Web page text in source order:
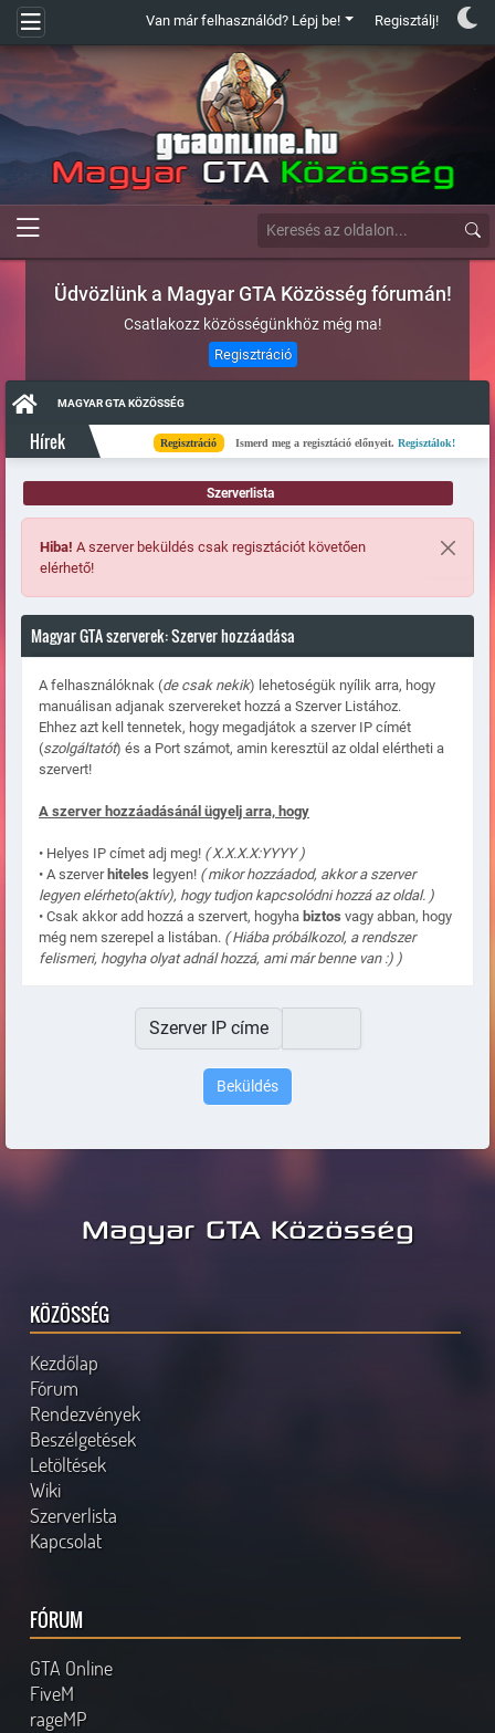
Van már felhasználód? Lépj be! Regisztálj!
Üdvözlünk a Magyar GTA Közösség fórumán!
Csatlakozz közösségünkhöz még ma!
Regisztráció
MAGYAR GTA KÖZÖSSÉG
Hírek Regisztráció Ismerd meg a regisztáció előnyeit.Regisztálok!
Szerverlista
Hiba! A szerver beküldés csak regisztációt követően
elérhető!
Magyar GTA szerverek: Szerver hozzáadása
A felhasználóknak (de csak nekik) lehetoségük nyílik arra, hogy
manuálisan adjanak szervereket hozzá a Szerver Listához.
Ehhez azt kell tennetek, hogy megadjátok a szerver IP címét
(szolgáltatót) és a Port számot, amin keresztül az oldal elértheti a
szervert!
A szerver hozzáadásánál ügyelj arra, hogy
• Helyes IP címet adj meg! ( X.X.X.X:YYYY )
• A szerverhiteles legyen! ( mikor hozzáadod, akkor a szerver
legyen elérheto(aktív), hogy tudjon kapcsolódni hozzá az oldal. )
• Csak akkor add hozzá a szervert, hogyha biztos vagy abban, hogy
még nem szerepel a listában. ( Hiába próbálkozol, a rendszer
felismeri, hogyha olyat adnál hozzá, ami már benne van :) )
Szerver IP címe
Magyar GTA Közösség
KÖZÖSSÉG
Kezdőlap
Fórum
Rendezvények
Beszélgetések
Letöltések
Wiki
Szerverlista
Kapcsolat
FÓRUM
GTA Online
FiveM
rageMP